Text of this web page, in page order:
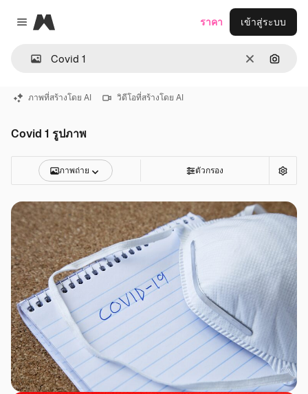
Close menu
Magnific
ชัดเจนค้นหา
ราคา เข้าสู่ระบบ
ภาพที่สร้างโดย AI วิดีโอที่สร้างโดย AI
Covid 1 รูปภาพ
ภาพถ่าย ตัวกรอง